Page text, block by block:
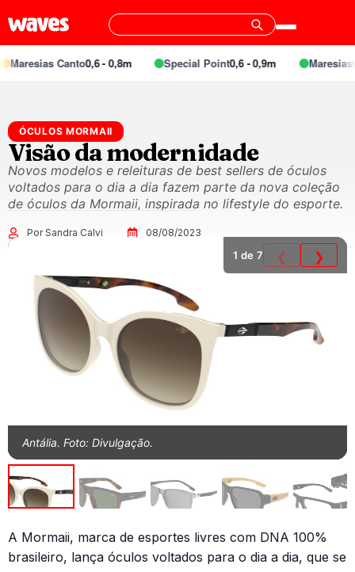
Canto0,6 - 0,8m Special Point0,6 - 0,9m Maresias
ÓCULOS MORMAII
Visão da modernidade
Novos modelos e releituras de best sellers de óculos
voltados para o dia a dia fazem parte da nova coleção
de óculos da Mormaii, inspirada no lifestyle do esporte.
Por Sandra Calvi 08/08/2023
Antália. Foto: Divulgação.
1 de 7 ❮ ❯
A Mormaii, marca de esportes livres com DNA 100%
brasileiro, lança óculos voltados para o dia a dia, que se